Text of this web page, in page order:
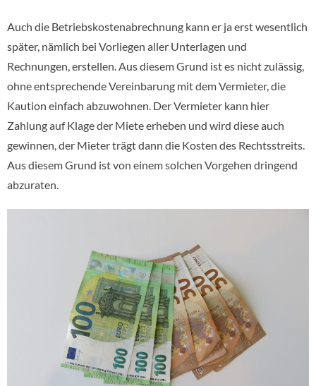
Auch die Betriebskostenabrechnung kann er ja erst wesentlich
später, nämlich bei Vorliegen aller Unterlagen und
Rechnungen, erstellen. Aus diesem Grund ist es nicht zulässig,
ohne entsprechende Vereinbarung mit dem Vermieter, die
Kaution einfach abzuwohnen. Der Vermieter kann hier
Zahlung auf Klage der Miete erheben und wird diese auch
gewinnen, der Mieter trägt dann die Kosten des Rechtsstreits.
Aus diesem Grund ist von einem solchen Vorgehen dringend
abzuraten.